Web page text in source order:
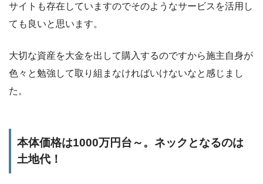
サイトも存在していますのでそのようなサービスを活用し
ても良いと思います。
大切な資産を大金を出して購入するのですから施主自身が
色々と勉強して取り組まなければいけないなと感じまし
た。
本体価格は1000万円台～。ネックとなるのは
土地代！